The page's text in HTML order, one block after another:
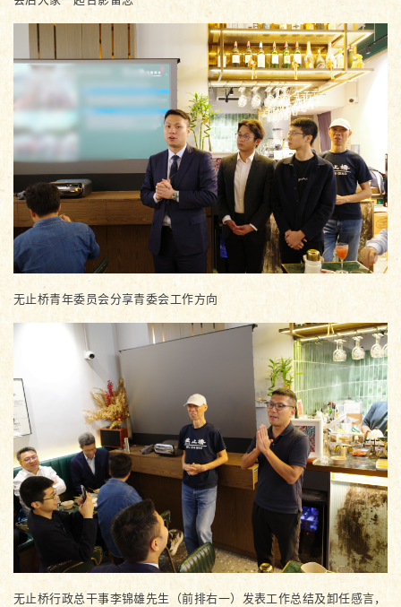
无止桥青年委员会分享青委会工作方向
无止桥行政总干事李锦雄先生（前排右一）发表工作总结及卸任感言，